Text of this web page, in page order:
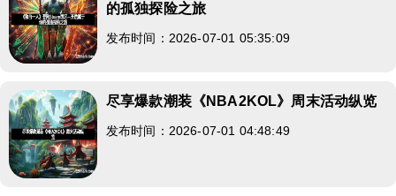
的孤独探险之旅
发布时间：2026-07-01 05:35:09
尽享爆款潮装《NBA2KOL》周末活动纵览
发布时间：2026-07-01 04:48:49